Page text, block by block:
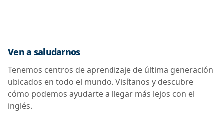
Ven a saludarnos
Tenemos centros de aprendizaje de última generación
ubicados en todo el mundo. Visítanos y descubre
cómo podemos ayudarte a llegar más lejos con el
inglés.